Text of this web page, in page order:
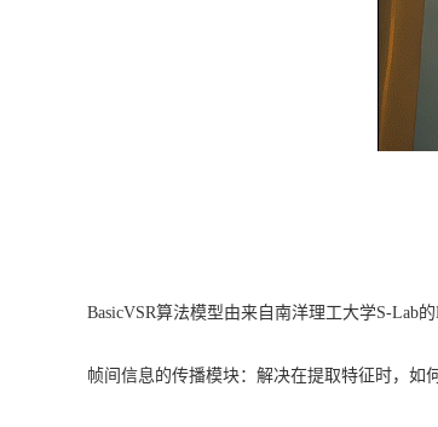
BasicVSR算法模型由来自南洋理工大学S-Lab
帧间信息的传播模块：解决在提取特征时，如